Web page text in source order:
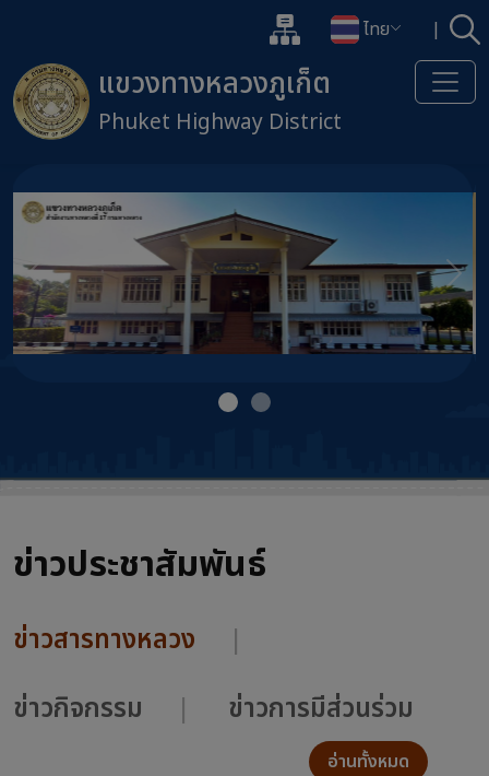
แผนผังเว็บไซต์
เปลี่ยนภาษา
ไทย | ค้
เปิดกล่องค้นหาข้อมูลหลักของเ
แขวงทางหลวงภูเก็ต
Phuket Highway District
ข่าวประชาสัมพันธ์
ข่าวสารทางหลวง
ข่าวกิจกรรม
ข่าวการมีส่วนร่วม
อ่านทั้งหมด